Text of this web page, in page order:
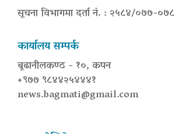
सूचना विभागमा दर्ता नं. : २५८४/०७७-०७८
कार्यालय सम्पर्क
बूढानीलकण्ठ - १०, कपन
+९७७ ९८४४२५४४४१
news.bagmati@gmail.com